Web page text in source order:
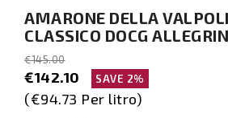
AMARONE DELLA
CLASSICO DOCG
€145.00
€142.10 SAVE 2%
(€94.73 Per litro)